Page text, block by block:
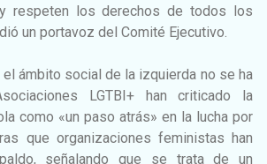
respeten los derechos de todos los
un portavoz del Comité Ejecutivo.
ámbito social de la izquierda no se ha
LGTBI+ han criticado la
como «un paso atrás» en la lucha por
que organizaciones feministas han
señalando que se trata de un